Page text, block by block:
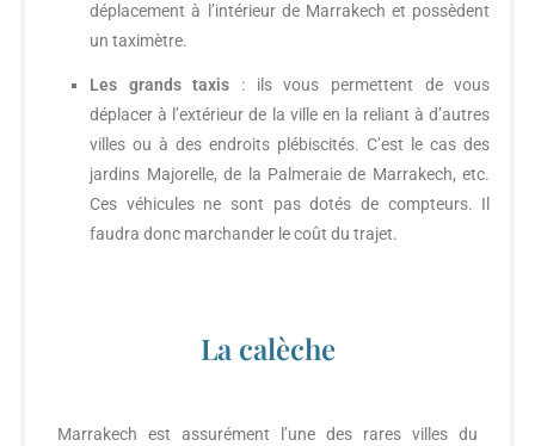
déplacement à l’intérieur de Marrakech et possèdent
un taximètre.
Les grands taxis : ils vous permettent de vous
déplacer à l’extérieur de la ville en la reliant à d’autres
villes ou à des endroits plébiscités. C’est le cas des
jardins Majorelle, de la Palmeraie de Marrakech, etc.
Ces véhicules ne sont pas dotés de compteurs. Il
faudra donc marchander le coût du trajet.
La calèche
Marrakech est assurément l’une des rares villes du